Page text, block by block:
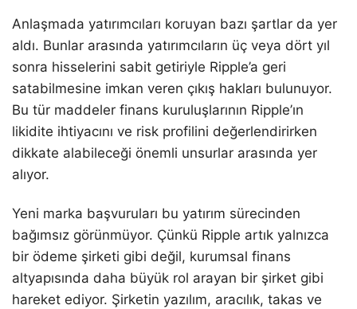
Anlaşmada yatırımcıları koruyan bazı şartlar da yer
aldı. Bunlar arasında yatırımcıların üç veya dört yıl
sonra hisselerini sabit getiriyle Ripple’a geri
satabilmesine imkan veren çıkış hakları bulunuyor.
Bu tür maddeler finans kuruluşlarının Ripple’ın
likidite ihtiyacını ve risk profilini değerlendirirken
dikkate alabileceği önemli unsurlar arasında yer
alıyor.
Yeni marka başvuruları bu yatırım sürecinden
bağımsız görünmüyor. Çünkü Ripple artık yalnızca
bir ödeme şirketi gibi değil, kurumsal finans
altyapısında daha büyük rol arayan bir şirket gibi
hareket ediyor. Şirketin yazılım, aracılık, takas ve